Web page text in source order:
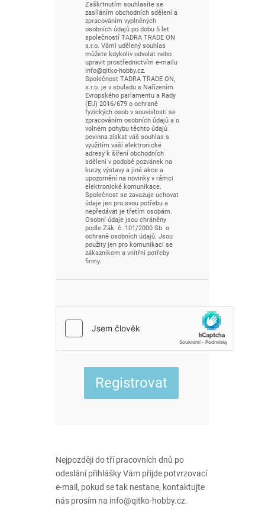
Zaškrtnutím souhlasíte se
zasíláním obchodních sdělení a
zpracováním vyplněných
osobních údajů po dobu 5 let
společností TADRA TRADE ON
s.r.o. Vámi udělený souhlas
můžete kdykoliv odvolat nebo
upravit prostřednictvím e-mailu
info@qitko-hobby.cz.
Společnost TADRA TRADE ON,
s.r.o. je v souladu s Nařízením
Evropského parlamentu a Rady
(EU) 2016/679 o ochraně
fyzických osob v souvislosti se
zpracováním osobních údajů a o
volném pohybu těchto údajů
povinna získat váš souhlas s
využitím vaší elektronické
adresy k šíření obchodních
sdělení v podobě pozvánek na
kurzy, výstavy a jiné akce a
upozornění na novinky v rámci
elektronické komunikace.
Společnost se zavazuje uchovat
údaje jen pro svou potřebu a
nepředávat je třetím osobám.
Osobní údaje jsou chráněny
podle Zák. č. 101/2000 Sb. o
ochraně osobních údajů. Jsou
použity jen pro komunikaci se
zákazníkem a vnitřní potřeby
firmy.
Nejpozději do tří pracovních dnů po
odeslání přihlášky Vám přijde potvrzovací
e-mail, pokud se tak nestane, kontaktujte
nás prosím na info@qitko-hobby.cz.